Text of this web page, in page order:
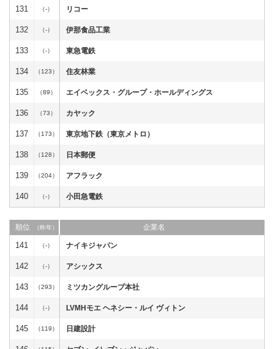
131 （-） リコー
132 （-） 伊那食品工業
133 （-） 東急電鉄
134 （123） 住友林業
135 （89） エイベックス・グループ・ホールディングス
136 （73） カヤック
137 （173） 東京地下鉄（東京メトロ）
138 （128） 日本郵便
139 （204） アフラック
140 （-） 小田急電鉄
順位 （昨年） 企業名
141 （-） ナイキジャパン
142 （-） アシックス
143 （293） ミツカングループ本社
144 （-） LVMHモエ ヘネシー・ルイ ヴィトン
145 （119） 日建設計